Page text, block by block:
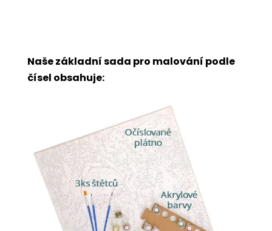
Naše základní sada pro malování podle
čísel obsahuje: